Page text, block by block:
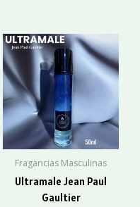
Fragancias Masculinas
Ultramale Jean Paul
Gaultier